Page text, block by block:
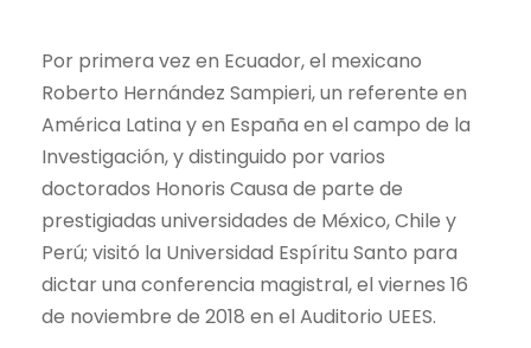
Por primera vez en Ecuador, el mexicano
Roberto Hernández Sampieri, un referente en
América Latina y en España en el campo de la
Investigación, y distinguido por varios
doctorados Honoris Causa de parte de
prestigiadas universidades de México, Chile y
Perú; visitó la Universidad Espíritu Santo para
dictar una conferencia magistral, el viernes 16
de noviembre de 2018 en el Auditorio UEES.